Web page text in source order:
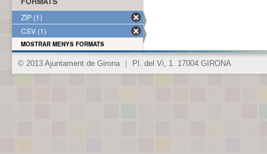
ZIP (1)
CSV (1)
MOSTRAR MENYS FORMATS
© 2013 Ajuntament de Girona Pl. del Vi, 1. 17004 GIRONA